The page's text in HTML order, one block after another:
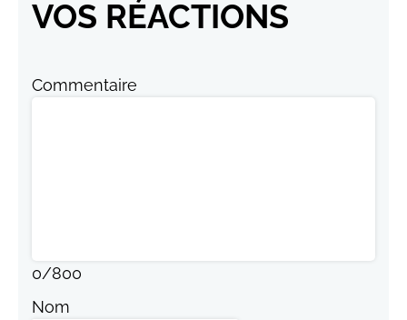
VOS RÉACTIONS
Commentaire
0/800
Nom